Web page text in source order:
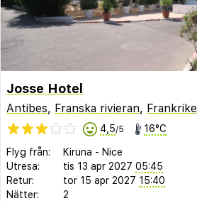
Josse Hotel
Antibes, Franska rivieran, Frankrike
4,5/5 16°C
Flyg från: Kiruna - Nice
Utresa:
tis 13 apr 2027 05:45
Retur:
tor 15 apr 2027 15:40
Nätter:
2